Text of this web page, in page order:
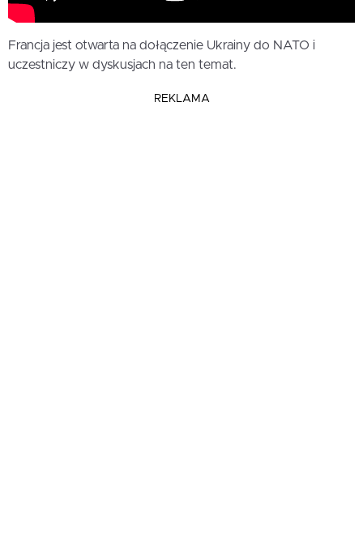
Francja jest otwarta na dołączenie Ukrainy do NATO i
uczestniczy w dyskusjach na ten temat.
REKLAMA